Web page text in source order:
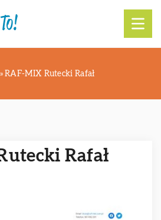
»RAF-MIX Rutecki Rafał
Rafał